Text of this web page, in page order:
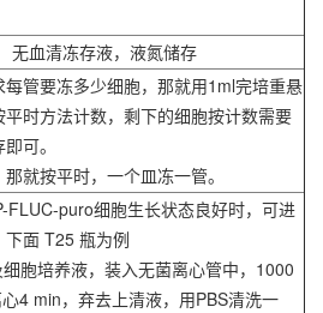
无血清冻存液，液氮储存
每管要冻多少细胞，那就用1ml完培重悬
平时方法计数，剩下的细胞按计数需要
可。
就按平时，一个皿冻一管。
FLUC-puro细胞生长状态良好时，可进
面 T25 瓶为例
胞培养液，装入无菌离心管中，1000
4 min，弃去上清液，用PBS清洗一